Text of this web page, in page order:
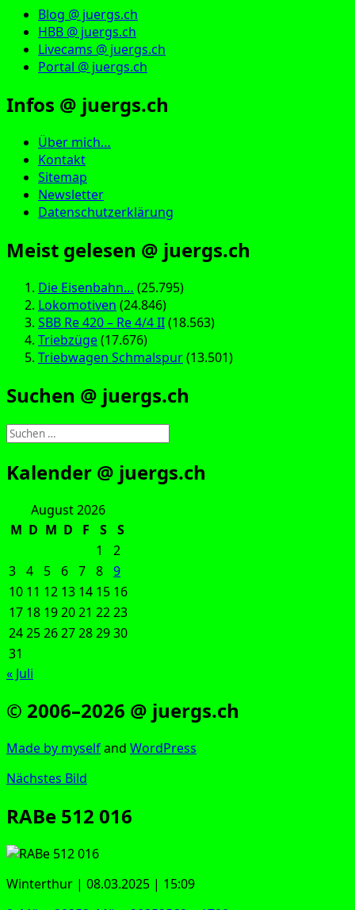
Blog @ juergs.ch
HBB @ juergs.ch
Livecams @ juergs.ch
Portal @ juergs.ch
Infos @ juergs.ch
Über mich…
Kontakt
Sitemap
Newsletter
Datenschutzerklärung
Meist gelesen @ juergs.ch
Die Eisenbahn… (25.795)
Lokomotiven (24.846)
SBB Re 420 – Re 4/4 II(18.563)
Triebzüge(17.676)
Triebwagen Schmalspur(13.501)
Suchen @ juergs.ch
Suchen
nach:
Kalender @ juergs.ch
August 2026
M D M D F S
S
1
2
3 4 5 6 7 8 9
10 11 12 13 14 15 16
17 18 192021 2223
24252627282930
31
« Juli
© 2006–2026 @ juergs.ch
Made by mys­elfand Word­Press
Nächstes Bild
RABe 512 016
Win­ter­thur | 08.03.2025 | 15:09